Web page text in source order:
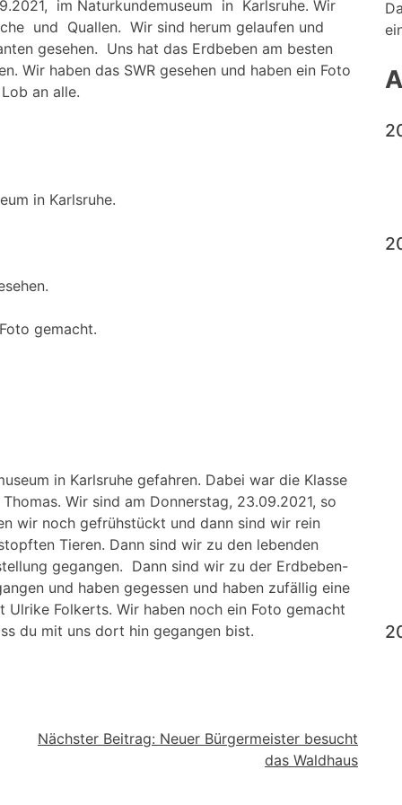
im Naturkundemuseum in Karlsruhe. Wir
und Quallen. Wir sind herum gelaufen und
gesehen. Uns hat das Erdbeben am besten
Wir haben das SWR gesehen und haben ein Foto
an alle.
in Karlsruhe.
gemacht.
in Karlsruhe gefahren. Dabei war die Klasse
Wir sind am Donnerstag, 23.09.2021, so
wir noch gefrühstückt und dann sind wir rein
Tieren. Dann sind wir zu den lebenden
gegangen. Dann sind wir zu der Erdbeben-
und haben gegessen und haben zufällig eine
Folkerts. Wir haben noch ein Foto gemacht
du mit uns dort hin gegangen bist.
Nächster Beitrag: Neuer Bürgermeister besucht
das Waldhaus